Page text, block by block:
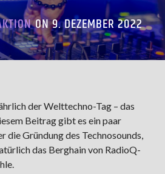
ON 9. DEZEMBER 2022
der Welttechno-Tag – das
Beitrag gibt es ein paar
die Gründung des Technosounds,
das Berghain von RadioQ-